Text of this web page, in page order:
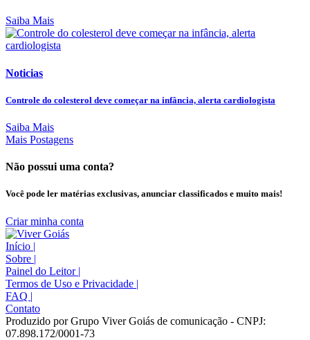
Saiba Mais
Noticias
Controle do colesterol deve começar na infância, alerta cardiologista
Saiba Mais
Mais Postagens
Não possui uma conta?
Você pode ler matérias exclusivas, anunciar classificados e muito mais!
Criar minha conta
Início |
Sobre |
Painel do Leitor |
Termos de Uso e Privacidade |
FAQ |
Contato
Produzido por Grupo Viver Goiás de comunicação - CNPJ:
07.898.172/0001-73